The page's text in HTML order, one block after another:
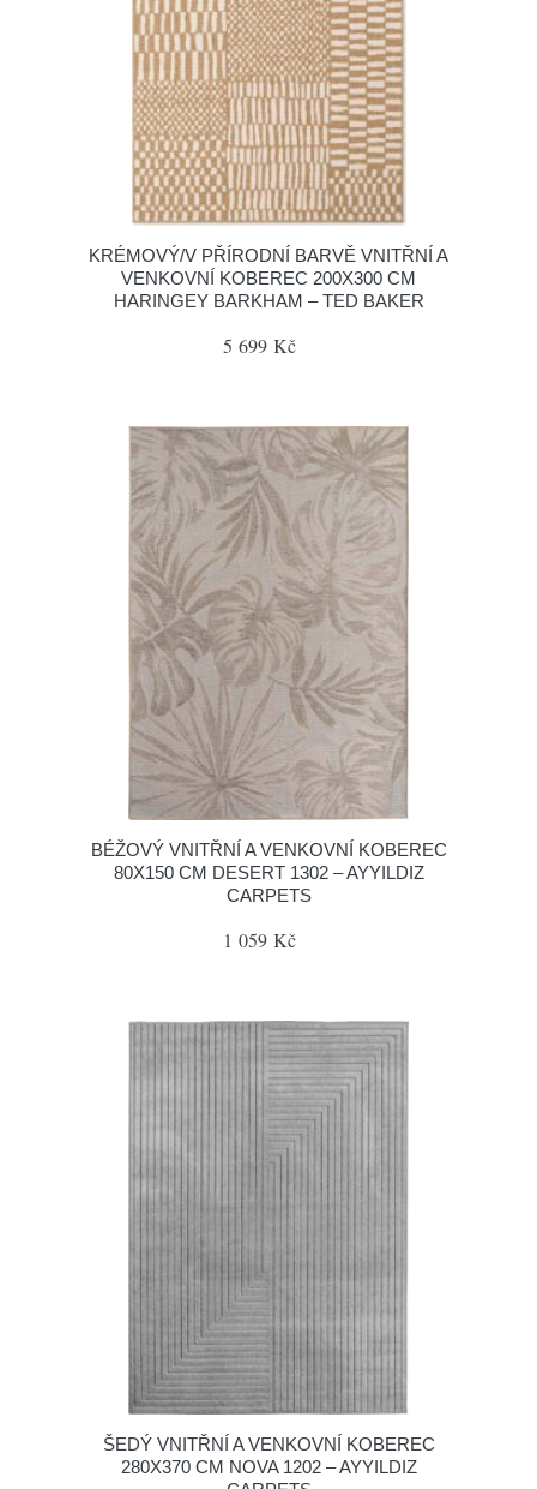
KRÉMOVÝ/V PŘÍRODNÍ BARVĚ VNITŘNÍ A
VENKOVNÍ KOBEREC 200X300 CM
HARINGEY BARKHAM – TED BAKER
5 699 Kč
BÉŽOVÝ VNITŘNÍ A VENKOVNÍ KOBEREC
80X150 CM DESERT 1302 – AYYILDIZ
CARPETS
1 059 Kč
ŠEDÝ VNITŘNÍ A VENKOVNÍ KOBEREC
280X370 CM NOVA 1202 – AYYILDIZ